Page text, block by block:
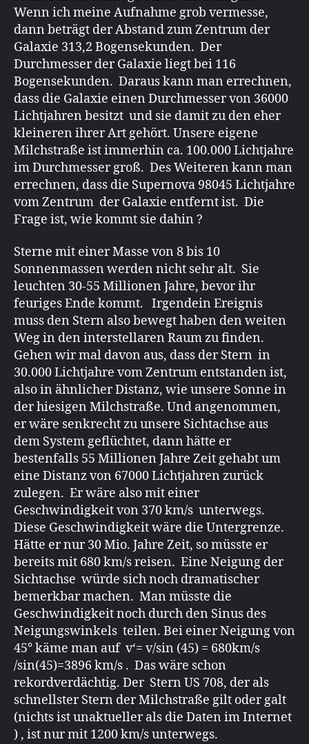
Wenn ich meine Aufnahme grob vermesse,
dann beträgt der Abstand zum Zentrum der
Galaxie 313,2 Bogensekunden. Der
Durchmesser der Galaxie liegt bei 116
Bogensekunden. Daraus kann man errechnen,
dass die Galaxie einen Durchmesser von 36000
Lichtjahren besitzt und sie damit zu den eher
kleineren ihrer Art gehört. Unsere eigene
Milchstraße ist immerhin ca. 100.000 Lichtjahre
im Durchmesser groß. Des Weiteren kann man
errechnen, dass die Supernova 98045 Lichtjahre
vom Zentrum der Galaxie entfernt ist. Die
Frage ist, wie kommt sie dahin ?
Sterne mit einer Masse von 8 bis 10
Sonnenmassen werden nicht sehr alt. Sie
leuchten 30-55 Millionen Jahre, bevor ihr
feuriges Ende kommt. Irgendein Ereignis
muss den Stern also bewegt haben den weiten
Weg in den interstellaren Raum zu finden.
Gehen wir mal davon aus, dass der Stern in
30.000 Lichtjahre vom Zentrum entstanden ist,
also in ähnlicher Distanz, wie unsere Sonne in
der hiesigen Milchstraße. Und angenommen,
er wäre senkrecht zu unsere Sichtachse aus
dem System geflüchtet, dann hätte er
bestenfalls 55 Millionen Jahre Zeit gehabt um
eine Distanz von 67000 Lichtjahren zurück
zulegen. Er wäre also mit einer
Geschwindigkeit von 370 km/s unterwegs.
Diese Geschwindigkeit wäre die Untergrenze.
Hätte er nur 30 Mio. Jahre Zeit, so müsste er
bereits mit 680 km/s reisen. Eine Neigung der
Sichtachse würde sich noch dramatischer
bemerkbar machen. Man müsste die
Geschwindigkeit noch durch den Sinus des
Neigungswinkels teilen. Bei einer Neigung von
45° käme man auf v‘= v/sin (45) = 680km/s
/sin(45)=3896 km/s . Das wäre schon
rekordverdächtig. Der Stern US 708, der als
schnellster Stern der Milchstraße gilt oder galt
(nichts ist unaktueller als die Daten im Internet
) , ist nur mit 1200 km/s unterwegs.